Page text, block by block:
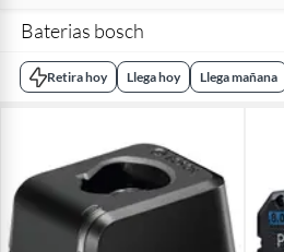
Baterias bosch
Retira hoy Llega hoy Llega mañana